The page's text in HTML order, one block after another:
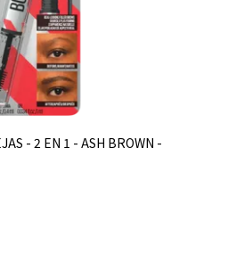
- 2 EN 1 - ASH BROWN -